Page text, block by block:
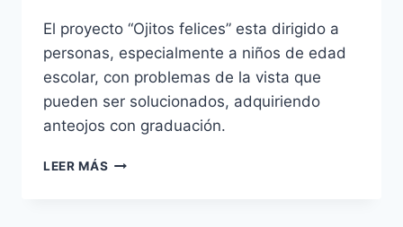
El proyecto “Ojitos felices” esta dirigido a
personas, especialmente a niños de edad
escolar, con problemas de la vista que
pueden ser solucionados, adquiriendo
anteojos con graduación.
LEER MÁS PROYECTO